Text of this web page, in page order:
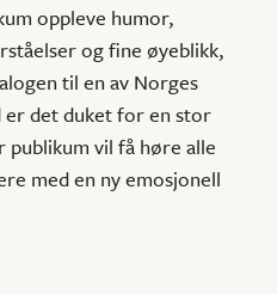
oppleve humor,
og fine øyeblikk,
til en av Norges
det duket for en stor
publikum vil få høre alle
med en ny emosjonell